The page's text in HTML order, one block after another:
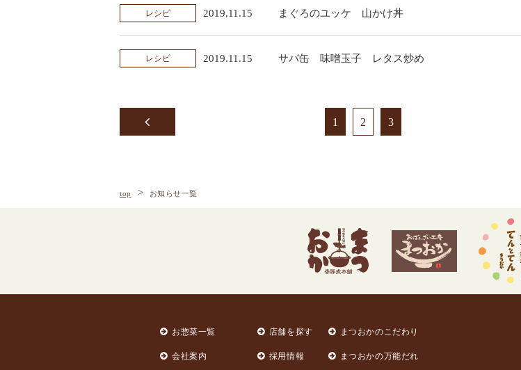
レシピ 2019.11.15 まぐろのユッケ 山かけ丼
レシピ 2019.11.15 サバ缶 味噌玉子 レタス炒め
1 2 3
top お知らせ一覧
お惣菜一覧
会社案内
店舗を探す
採用情報
まつおかのこだわり
まつおかの万能だれ